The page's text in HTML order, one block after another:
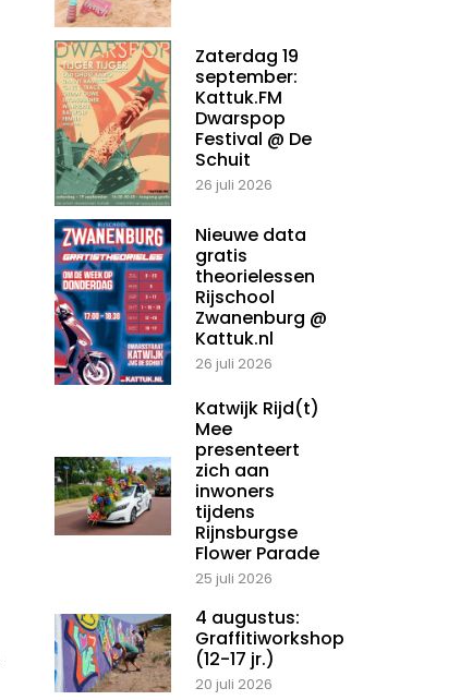
Zaterdag 19
september:
Kattuk.FM
Dwarspop
Festival @ De
Schuit
26 juli 2026
Nieuwe data
gratis
theorielessen
Rijschool
Zwanenburg @
Kattuk.nl
26 juli 2026
Katwijk Rijd(t)
Mee
presenteert
zich aan
inwoners
tijdens
Rijnsburgse
Flower Parade
25 juli 2026
4 augustus:
Graffitiworkshop
(12-17 jr.)
20 juli 2026